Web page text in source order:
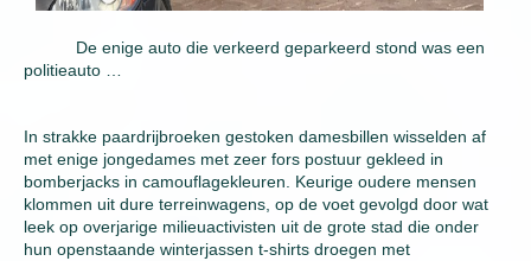
De enige auto die verkeerd geparkeerd stond was een
politieauto …
In strakke paardrijbroeken gestoken damesbillen wisselden af
met enige jongedames met zeer fors postuur gekleed in
bomberjacks in camouflagekleuren. Keurige oudere mensen
klommen uit dure terreinwagens, op de voet gevolgd door wat
leek op overjarige milieuactivisten uit de grote stad die onder
hun openstaande winterjassen t-shirts droegen met